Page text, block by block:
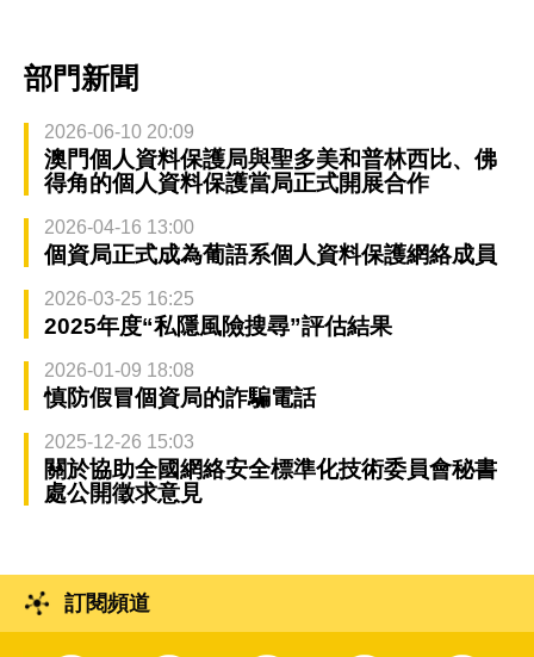
部門新聞
2026-06-10 20:09
澳門個人資料保護局與聖多美和普林西比、佛
得角的個人資料保護當局正式開展合作
2026-04-16 13:00
個資局正式成為葡語系個人資料保護網絡成員
2026-03-25 16:25
2025年度“私隱風險搜尋”評估結果
2026-01-09 18:08
慎防假冒個資局的詐騙電話
2025-12-26 15:03
關於協助全國網絡安全標準化技術委員會秘書
處公開徵求意見
訂閱頻道